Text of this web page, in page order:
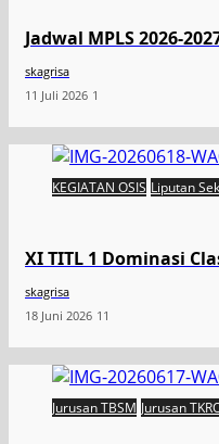
Jadwal MPLS 2026-
skagrisa
11 Juli 2026 1
KEGIATAN OSIS Liputan
XI TITL 1 Dominasi
skagrisa
18 Juni 2026 11
Jurusan TBSM Jurusan